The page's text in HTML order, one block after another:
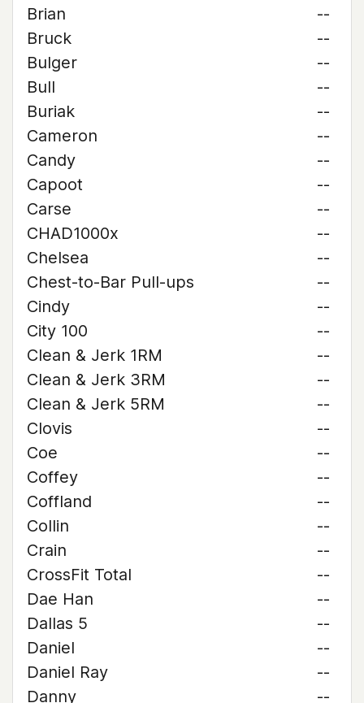
Brian
--
Bruck
--
Bulger
--
Bull
--
Buriak
--
Cameron
--
Candy
--
Capoot
--
Carse
--
CHAD1000x
--
Chelsea
--
Chest-to-Bar Pull-ups
--
Cindy
--
City 100
--
Clean & Jerk 1RM
--
Clean & Jerk 3RM
--
Clean & Jerk 5RM
--
Clovis
--
Coe
--
Coffey
--
Coffland
--
Collin
--
Crain
--
CrossFit Total
--
Dae Han
--
Dallas 5
--
Daniel
--
Daniel Ray
--
Danny
--